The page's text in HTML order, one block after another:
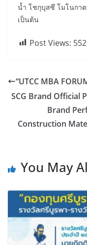
น้ำ โชกุบุสซึ โมโนกา
เป็นต้น
Post Views: 552
“UTCC MBA
SCG Brand Official
Brand
Construction
You May